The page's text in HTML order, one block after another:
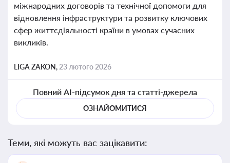
міжнародних договорів та технічної допомоги для
відновлення інфраструктури та розвитку ключових
сфер життєдіяльності країни в умовах сучасних
викликів.
LIGA ZAKON, 23 лютого 2026
Повний AI-підсумок дня та статті-джерела
ОЗНАЙОМИТИСЯ
Теми, які можуть вас зацікавити: